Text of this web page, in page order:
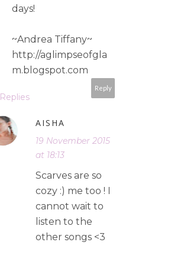
days!
~Andrea Tiffany~
http://aglimpseofgla
m.blogspot.com
Reply
Replies
AISHA
19 November 2015
at 18:13
Scarves are so
cozy :) me too ! I
cannot wait to
listen to the
other songs <3